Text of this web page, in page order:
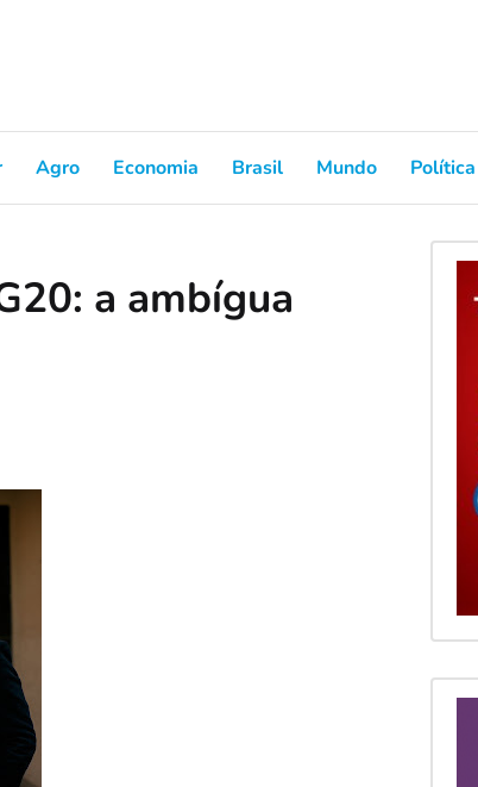
Agro Economia Brasil Mundo Política
a ambígua